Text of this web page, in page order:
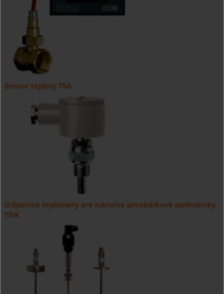
Senzor teploty TSA
Odporové teplomery pre náročné prevádzkové podmienky
TNK